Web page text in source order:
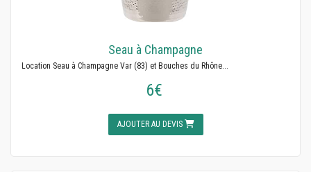
Seau à Champagne
Location Seau à Champagne Var (83) et Bouches du Rhône...
6€
AJOUTER AU DEVIS